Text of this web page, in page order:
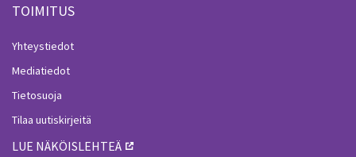
TOIMITUS
Yhteystiedot
Mediatiedot
Tietosuoja
Tilaa uutiskirjeitä
LUE NÄKÖISLEHTEÄ